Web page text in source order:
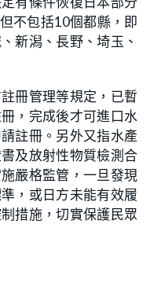
不包括10個都縣，即
新潟、長野、埼玉、
冊管理等規定，已暫
，完成後才可進口水
註冊。另外又指水產
及放射性物質檢測合
嚴格監管，一旦發現
，或日方未能有效履
措施，切實保護民眾